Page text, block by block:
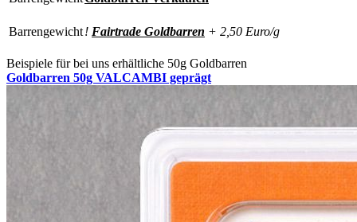
Barrengewicht! Fairtrade Goldbarren + 2,50 Euro/g
Beispiele für bei uns erhältliche 50g Goldbarren
Goldbarren 50g VALCAMBI geprägt